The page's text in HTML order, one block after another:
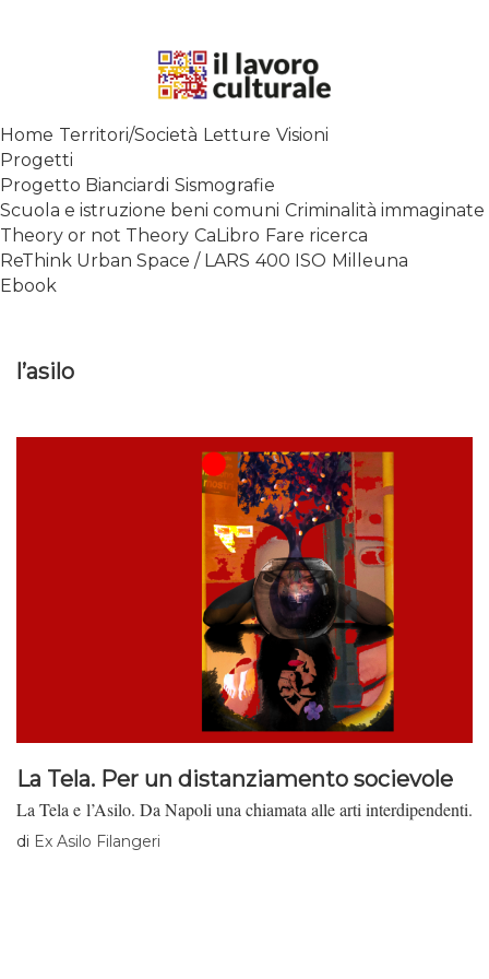
SPALANCARE LE FINESTRE DEI
CONTEMPORANEO
Home Territori/Società Letture Visioni
Progetti
Progetto Bianciardi Sismografie
Scuola e istruzione beni comuni Criminalità immaginate
Theory or not Theory CaLibro Fare ricerca
ReThink Urban Space / LARS 400 ISO Milleuna
Ebook
l’asilo
La Tela. Per un distanziamento socievole
La Tela e l’Asilo. Da Napoli una chiamata alle arti interdipendenti.
di Ex Asilo Filangeri